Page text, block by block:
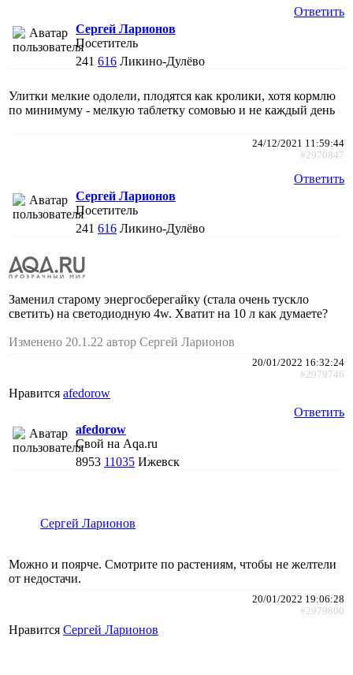
Ответить
Сергей Ларионов
Посетитель
241 616 Ликино-Дулёво
Улитки мелкие одолели, плодятся как кролики, хотя кормлю
по минимуму - мелкую таблетку сомовью и не каждый день
24/12/2021 11:59:44
#2970847
Ответить
Сергей Ларионов
Посетитель
241 616 Ликино-Дулёво
Заменил старому энергосберегайку (стала очень тускло
светить) на светодиодную 4w. Хватит на 10 л как думаете?
Изменено 20.1.22 автор Сергей Ларионов
20/01/2022 16:32:24
#2979746
Нравится afedorow
Ответить
afedorow
Свой на Aqa.ru
8953 11035 Ижевск
Сергей Ларионов
Можно и поярче. Смотрите по растениям, чтобы не желтели
от недостачи.
20/01/2022 19:06:28
#2979800
Нравится Сергей Ларионов